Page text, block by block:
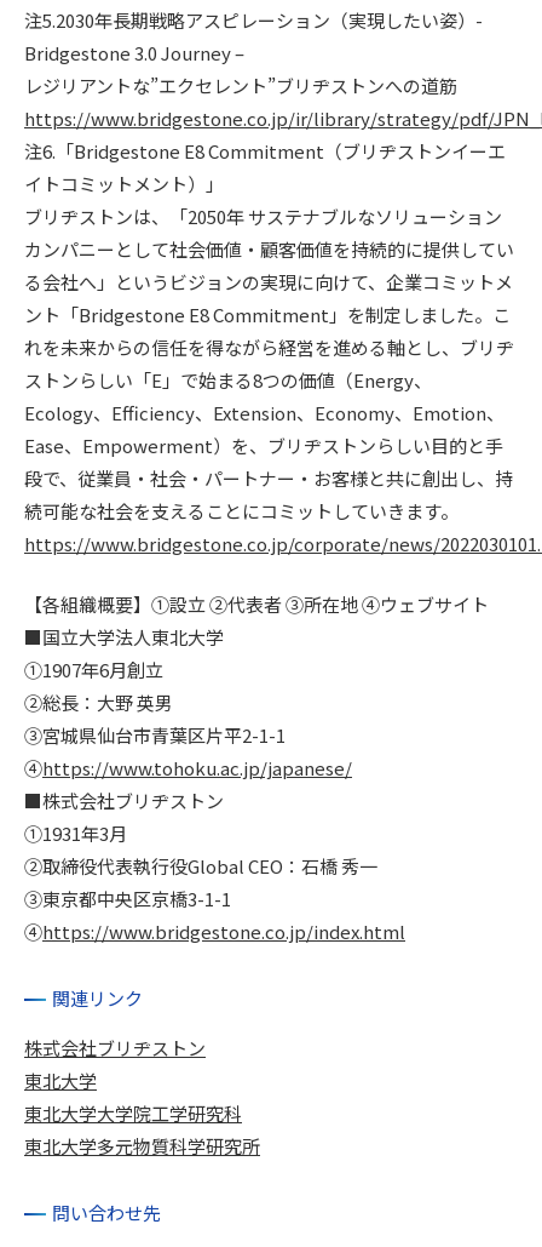
注5.2030年長期戦略アスピレーション（実現したい姿）-
Bridgestone 3.0 Journey –
レジリアントな”エクセレント”ブリヂストンへの道筋
https://www.bridgestone.co.jp/ir/library/strategy/pdf/
注6.「Bridgestone E8 Commitment（ブリヂストンイーエ
イトコミットメント）」
ブリヂストンは、「2050年 サステナブルなソリューション
カンパニーとして社会価値・顧客価値を持続的に提供してい
る会社へ」というビジョンの実現に向けて、企業コミットメ
ント「Bridgestone E8 Commitment」を制定しました。こ
れを未来からの信任を得ながら経営を進める軸とし、ブリヂ
ストンらしい「E」で始まる8つの価値（Energy、
Ecology、Efficiency、Extension、Economy、Emotion、
Ease、Empowerment）を、ブリヂストンらしい目的と手
段で、従業員・社会・パートナー・お客様と共に創出し、持
続可能な社会を支えることにコミットしていきます。
https://www.bridgestone.co.jp/corporate/news/
【各組織概要】①設立 ②代表者 ③所在地 ④ウェブサイト
■国立大学法人東北大学
①1907年6月創立
②総長：大野 英男
③宮城県仙台市青葉区片平2-1-1
④https://www.tohoku.ac.jp/japanese/
■株式会社ブリヂストン
①1931年3月
②取締役代表執行役Global CEO：石橋 秀一
③東京都中央区京橋3-1-1
④https://www.bridgestone.co.jp/index.html
関連リンク
株式会社ブリヂストン
東北大学
東北大学大学院工学研究科
東北大学多元物質科学研究所
問い合わせ先